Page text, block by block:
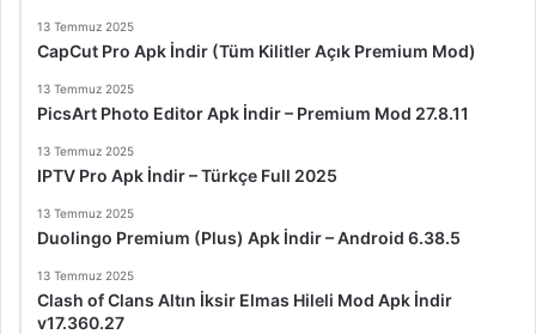
13 Temmuz 2025
CapCut Pro Apk İndir (Tüm Kilitler Açık Premium Mod)
13 Temmuz 2025
PicsArt Photo Editor Apk İndir – Premium Mod 27.8.11
13 Temmuz 2025
IPTV Pro Apk İndir – Türkçe Full 2025
13 Temmuz 2025
Duolingo Premium (Plus) Apk İndir – Android 6.38.5
13 Temmuz 2025
Clash of Clans Altın İksir Elmas Hileli Mod Apk İndir
v17.360.27